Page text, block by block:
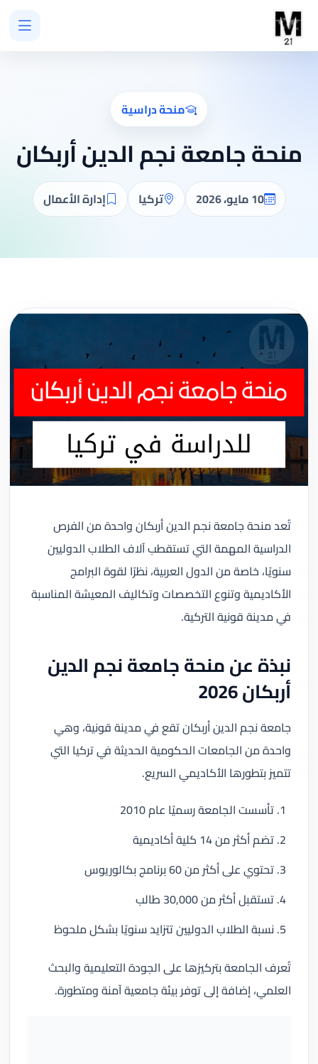
منحة دراسية
منحة جامعة نجم الدين أربكان
10 مايو، 2026 تركيا إدارة الأعمال
تُعد منحة جامعة نجم الدين أربكان واحدة من الفرص
الدراسية المهمة التي تستقطب آلاف الطلاب الدوليين
سنويًا، خاصة من الدول العربية، نظرًا لقوة البرامج
الأكاديمية وتنوع التخصصات وتكاليف المعيشة المناسبة
في مدينة قونية التركية.
نبذة عن منحة جامعة نجم الدين
أربكان 2026
جامعة نجم الدين أربكان تقع في مدينة قونية، وهي
واحدة من الجامعات الحكومية الحديثة في تركيا التي
تتميز بتطورها الأكاديمي السريع.
تأسست الجامعة رسميًا عام 2010
تضم أكثر من 14 كلية أكاديمية
تحتوي على أكثر من 60 برنامج بكالوريوس
تستقبل أكثر من 30,000 طالب
نسبة الطلاب الدوليين تتزايد سنويًا بشكل ملحوظ
تُعرف الجامعة بتركيزها على الجودة التعليمية والبحث
العلمي، إضافة إلى توفر بيئة جامعية آمنة ومتطورة.